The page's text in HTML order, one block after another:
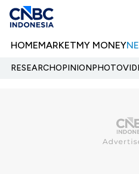
HOMEMARKETMY MONEY
RESEARCHOPINIONPHOTO